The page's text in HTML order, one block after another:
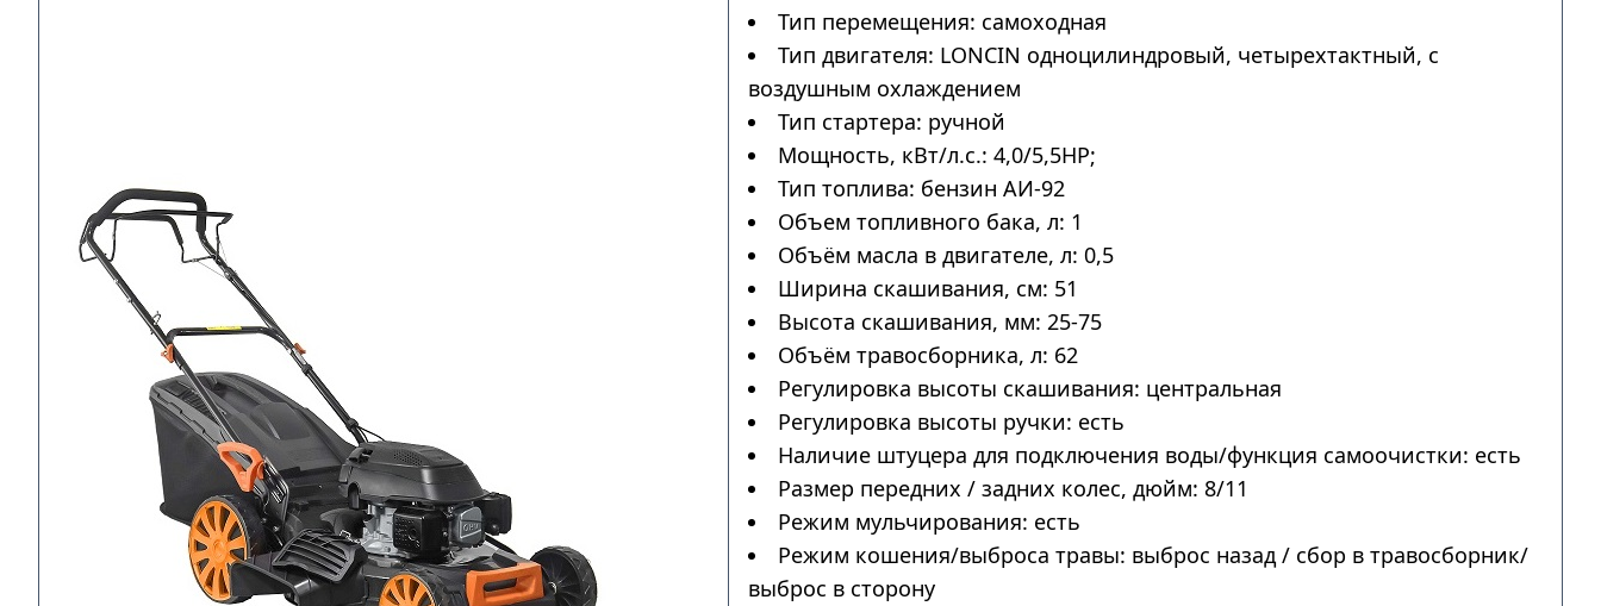
Тип перемещения: самоходная
Тип двигателя: LONCIN одноцилиндровый, четырехтактный, с
воздушным охлаждением
Тип стартера: ручной
Мощность, кВт/л.с.: 4,0/5,5HP;
Тип топлива: бензин АИ-92
Объем топливного бака, л: 1
Объём масла в двигателе, л: 0,5
Ширина скашивания, см: 51
Высота скашивания, мм: 25-75
Объём травосборника, л: 62
Регулировка высоты скашивания: центральная
Регулировка высоты ручки: есть
Наличие штуцера для подключения воды/функция самоочистки: есть
Размер передних / задних колес, дюйм: 8/11
Режим мульчирования: есть
Режим кошения/выброса травы: выброс назад / сбор в травосборник/
выброс в сторону